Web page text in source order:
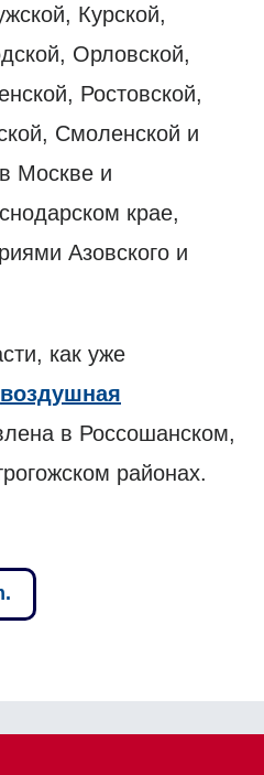
Курской,
Орловской,
Ростовской,
Смоленской и
Москве и
крае,
Азовского и
как уже
воздушная
в Россошанском,
районах.